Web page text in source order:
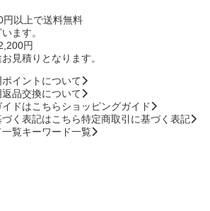
円 以上で送料無料
ます。
円
見積りとなります。
ポイントについて
返品交換について
ショッピングガイド
特定商取引に基づく表記
キーワード一覧